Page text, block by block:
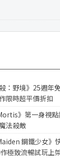
：野境》25週年
限時超平價折扣
》第一身視
法殺敵
鋼鐵少女》
極致流暢試玩上